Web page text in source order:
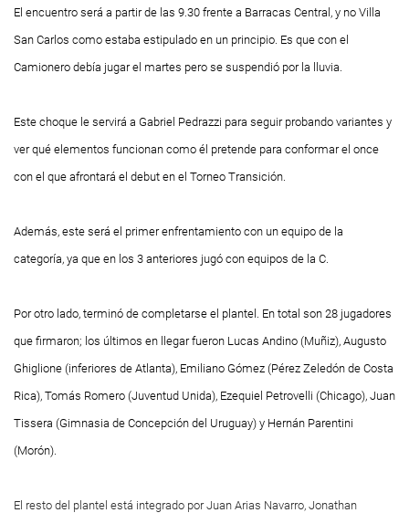
El encuentro será a partir de las 9.30 frente a Barracas Central, y no Villa
San Carlos como estaba estipulado en un principio. Es que con el
Camionero debía jugar el martes pero se suspendió por la lluvia.
Este choque le servirá a Gabriel Pedrazzi para seguir probando variantes y
ver qué elementos funcionan como él pretende para conformar el once
con el que afrontará el debut en el Torneo Transición.
Además, este será el primer enfrentamiento con un equipo de la
categoría, ya que en los 3 anteriores jugó con equipos de la C.
Por otro lado, terminó de completarse el plantel. En total son 28 jugadores
que firmaron; los últimos en llegar fueron Lucas Andino (Muñiz), Augusto
Ghiglione (inferiores de Atlanta), Emiliano Gómez (Pérez Zeledón de Costa
Rica), Tomás Romero (Juventud Unida), Ezequiel Petrovelli (Chicago), Juan
Tissera (Gimnasia de Concepción del Uruguay) y Hernán Parentini
(Morón).
El resto del plantel está integrado por Juan Arias Navarro, Jonathan